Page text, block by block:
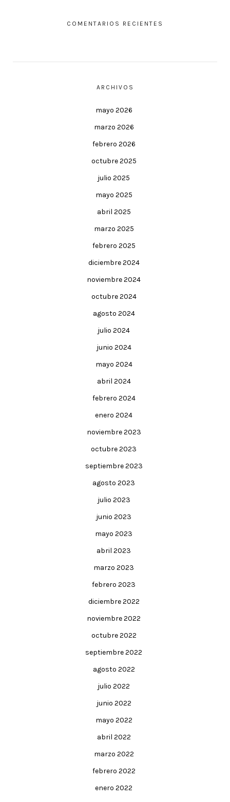
COMENTARIOS RECIENTES
ARCHIVOS
mayo 2026
marzo 2026
febrero 2026
octubre 2025
julio 2025
mayo 2025
abril 2025
marzo 2025
febrero 2025
diciembre 2024
noviembre 2024
octubre 2024
agosto 2024
julio 2024
junio 2024
mayo 2024
abril 2024
febrero 2024
enero 2024
noviembre 2023
octubre 2023
septiembre 2023
agosto 2023
julio 2023
junio 2023
mayo 2023
abril 2023
marzo 2023
febrero 2023
diciembre 2022
noviembre 2022
octubre 2022
septiembre 2022
agosto 2022
julio 2022
junio 2022
mayo 2022
abril 2022
marzo 2022
febrero 2022
enero 2022